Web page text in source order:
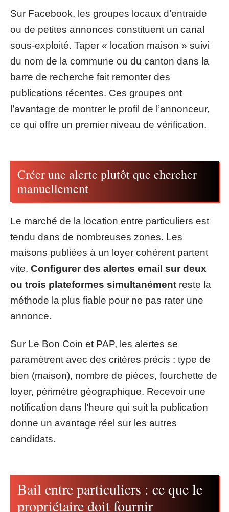
Sur Facebook, les groupes locaux d’entraide
ou de petites annonces constituent un canal
sous-exploité. Taper « location maison » suivi
du nom de la commune ou du canton dans la
barre de recherche fait remonter des
publications récentes. Ces groupes ont
l’avantage de montrer le profil de l’annonceur,
ce qui offre un premier niveau de vérification.
Créer une alerte plutôt que chercher
manuellement
Le marché de la location entre particuliers est
tendu dans de nombreuses zones. Les
maisons publiées à un loyer cohérent partent
vite. Configurer des alertes email sur deux
ou trois plateformes simultanément reste la
méthode la plus fiable pour ne pas rater une
annonce.
Sur Le Bon Coin et PAP, les alertes se
paramètrent avec des critères précis : type de
bien (maison), nombre de pièces, fourchette de
loyer, périmètre géographique. Recevoir une
notification dans l’heure qui suit la publication
donne un avantage réel sur les autres
candidats.
Bail entre particuliers : ce que le
propriétaire doit fournir